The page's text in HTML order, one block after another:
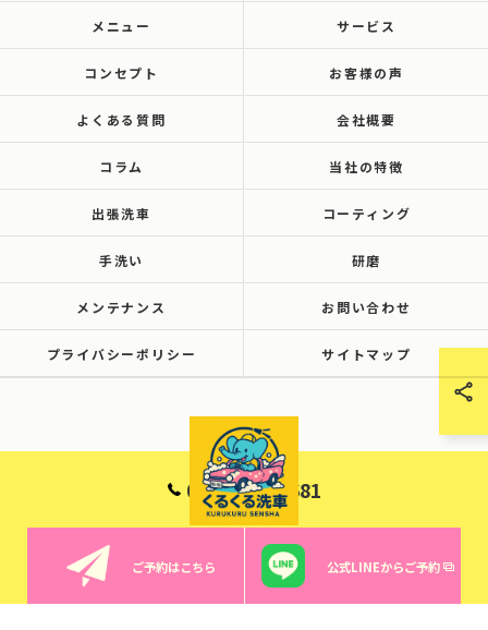
090-6001-8681
ご予約はこちら 公式LINEからご予約
メニュー サービス
コンセプト お客様の声
よくある質問 会社概要
コラム 当社の特徴
出張洗車 コーティング
手洗い 研磨
メンテナンス お問い合わせ
プライバシーポリシー サイトマップ
© 2026 群馬で洗車ならくるくる洗車 ALL RIGHTS RESERVED.